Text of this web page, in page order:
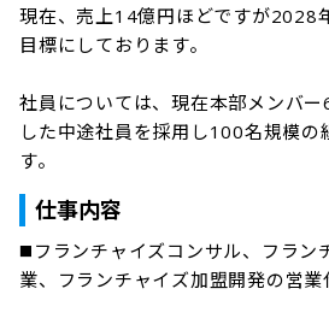
現在、売上14億円ほどですが2028
目標にしております。
社員については、現在本部メンバ
した中途社員を採用し100名規模の
仕事内容
◼️フランチャイズコンサル、フラン
業、フランチャイズ加盟開発の営業